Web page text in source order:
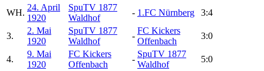
WH.
24. April
1920
SpuTV 1877
Waldhof
- 1.FC Nürnberg 3:4
3.
2. Mai
1920
SpuTV 1877
Waldhof
-
FC Kickers
Offenbach
3:0
4.
9. Mai
1920
FC Kickers
Offenbach
-
SpuTV 1877
Waldhof
5:0